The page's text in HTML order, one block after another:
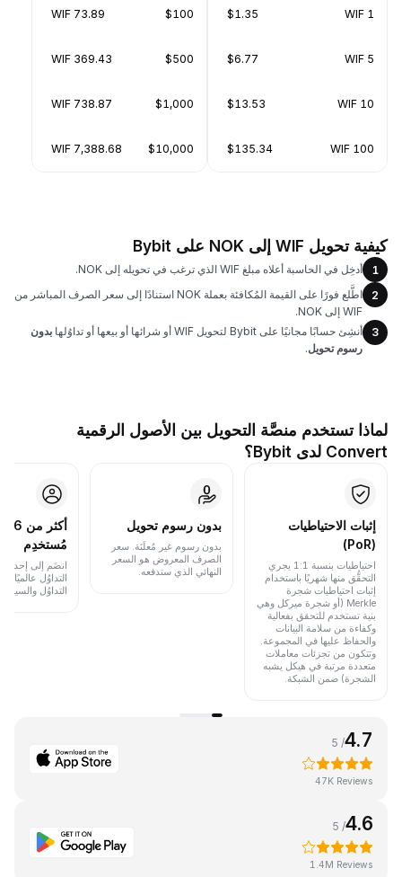
1 WIF
$1.35
5 WIF
$6.77
10 WIF
$13.53
100 WIF
$135.34
$100
73.89 WIF
$500
369.43 WIF
$1,000
738.87 WIF
$10,000
7,388.68 WIF
كيفية تحويل WIF إلى NOK على Bybit
1
أدخِل في الحاسبة أعلاه مبلغ WIF الذي ترغب في تحويله إلى NOK.
2
اطَّلع فورًا على القيمة المُكافئة بعملة NOK استنادًا إلى سعر الصرف المباشر من
WIF إلى NOK.
3
أنشِئ حسابًا مجانيًا على Bybit لتحويل WIF أو شرائها أو بيعها أو تداوُلها
بدون
رسوم تحويل.
لماذا تستخدم منصَّة التحويل بين الأصول الرقمية
Convert لدى Bybit؟
إثبات الاحتياطيات
(PoR)
احتياطيات بنسبة 1:1 يجري
التحقُّق منها شهريًا باستخدام
إثبات احتياطيات شجرة
Merkle (أو شجرة ميركل وهي
بنية تستخدم للتحقق بفعالية
وكفاءة من سلامة البيانات
والحفاظ عليها في المجموعة.
وتتكون من تجزئات معاملات
متعددة مرتبة في هيكل يشبه
الشجرة) ضمن الشبكة.
بدون رسوم تحويل
بدون رسوم غير مُعلَنَة. سعر
الصرف المعروض هو السعر
النهائي الذي ستدفعه.
مُستخدِم
انضَم إلى إحدى
التداوُل
التداوُل والسيولة.
4.7
/ 5
47K Reviews
4.6
/ 5
1.4M Reviews